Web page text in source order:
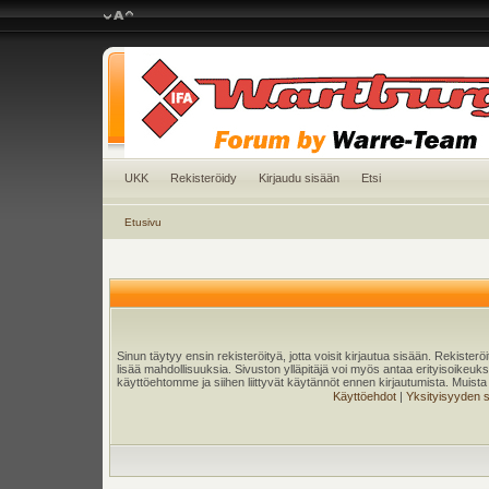
UKK Rekisteröidy Kirjaudu sisään Etsi
Etusivu
Sinun täytyy ensin rekisteröityä, jotta voisit kirjautua sisään.
lisää mahdollisuuksia. Sivuston ylläpitäjä voi myös antaa
käyttöehtomme ja siihen liittyvät käytännöt ennen kirjautumista.
Käyttöehdot| Yksityisyyden